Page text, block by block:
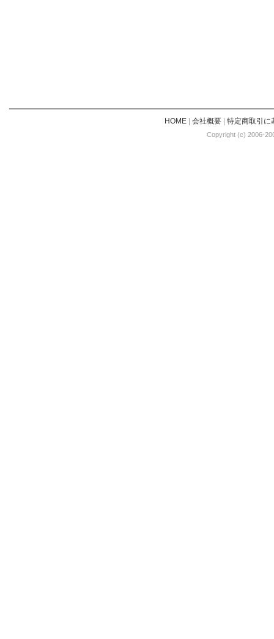
HOME| 会社概要| 特定商取引に
Copyright (c) 2006-